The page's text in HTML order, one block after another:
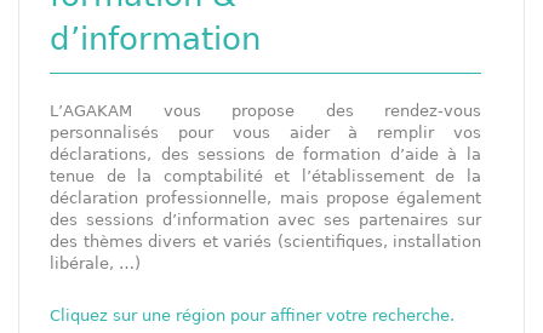
d’information
L’AGAKAM vous propose des rendez-vous
personnalisés pour vous aider à remplir vos
déclarations, des sessions de formation d’aide à la
tenue de la comptabilité et l’établissement de la
déclaration professionnelle, mais propose également
des sessions d’information avec ses partenaires sur
des thèmes divers et variés (scientifiques, installation
libérale, …)
Cliquez sur une région pour affiner votre recherche.